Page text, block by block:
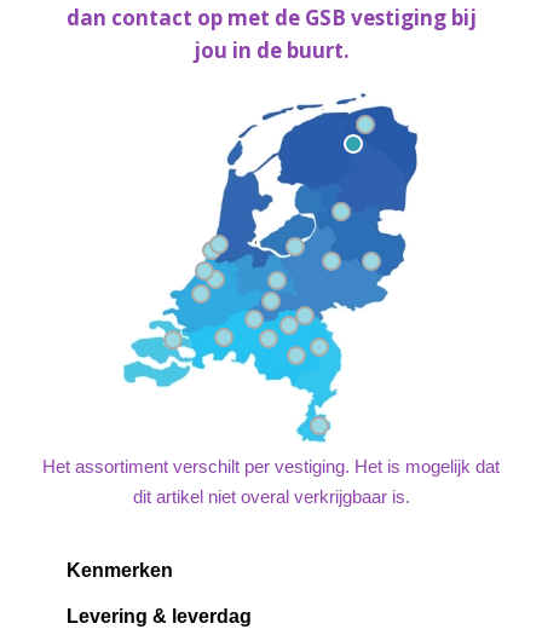
dan contact op met de GSB vestiging bij
jou in de buurt.
Het assortiment verschilt per vestiging. Het is mogelijk dat
dit artikel niet overal verkrijgbaar is.
Kenmerken
Levering & leverdag